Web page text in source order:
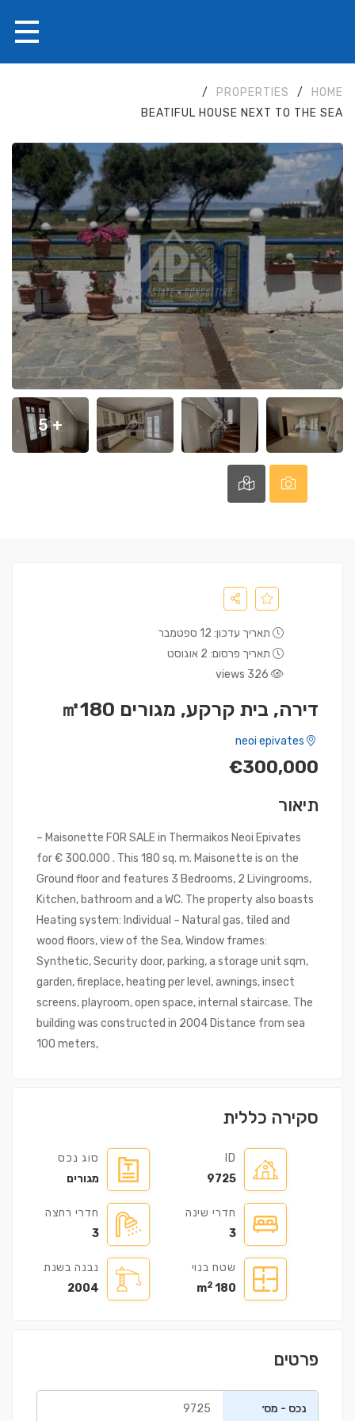
HOME
/
PROPERTIES
/
BEATIFUL HOUSE NEXT TO THE SEA
+ 5
תאריך עדכון: 12 ספטמבר
תאריך פרסום: 2 אוגוסט
326 views
דירה, בית קרקע, מגורים ㎡180
€300,000
תיאור
– Maisonette FOR SALE in Thermaikos Neoi Epivates
for € 300.000 . This 180 sq. m. Maisonette is on the
Ground floor and features 3 Bedrooms, 2 Livingrooms,
Kitchen, bathroom and a WC. The property also boasts
Heating system: Individual – Natural gas, tiled and
wood floors, view of the Sea, Window frames:
Synthetic, Security door, parking, a storage unit sqm,
garden, fireplace, heating per level, awnings, insect
screens, playroom, open space, internal staircase. The
building was constructed in 2004 Distance from sea
100 meters,
סקירה כללית
ID
9725
סוג נכס
מגורים
חדרי שינה
3
חדרי רחצה
3
שטח בנוי
180 m
2
נבנה בשנת
2004
פרטים
נכס - מס׳ 9725